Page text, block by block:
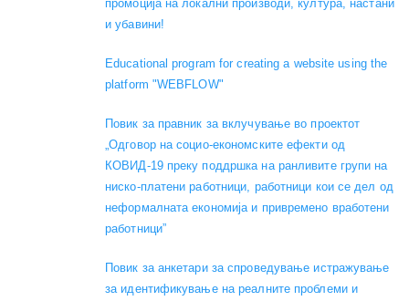
промоција на локални производи, култура, настани
и убавини!
Educational program for creating a website using the
platform "WEBFLOW"
Повик за правник за вклучување во проектот
„Одговор на социо-економските ефекти од
КОВИД-19 преку поддршка на ранливите групи на
ниско-платени работници, работници кои се дел од
неформалната економија и привремено вработени
работници”
Повик за анкетари за спроведување истражување
за идентификување на реалните проблеми и